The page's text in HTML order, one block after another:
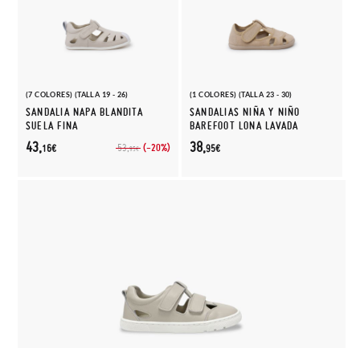
(7 COLORES) (TALLA 19 - 26)
SANDALIA NAPA BLANDITA
SUELA FINA
53,95€ (-20%)
43,16€
(1 COLORES) (TALLA 23 - 30)
SANDALIAS NIÑA Y NIÑO
BAREFOOT LONA LAVADA
38,95€